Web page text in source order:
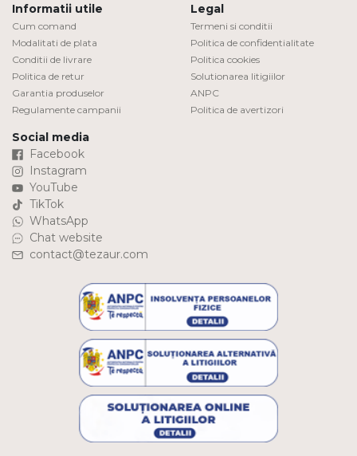
Informatii utile
Cum comand
Modalitati de plata
Conditii de livrare
Politica de retur
Garantia produselor
Regulamente campanii
Legal
Termeni si conditii
Politica de confidentialitate
Politica cookies
Solutionarea litigiilor
ANPC
Politica de avertizori
Social media
Facebook
Instagram
YouTube
TikTok
WhatsApp
Chat website
contact@tezaur.com